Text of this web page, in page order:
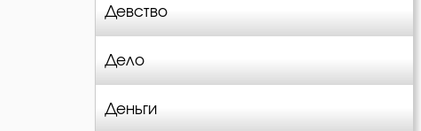
Девство
Дело
Деньги